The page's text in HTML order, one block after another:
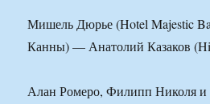
Мишель Дюрье (Hotel Majestic
Канны) — Анатолий Казаков
Алан Ромеро, Филипп Николя